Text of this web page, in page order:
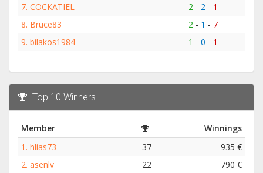
7. COCKATIEL 2 - 2 - 1
8. Bruce83 2 - 1 - 7
9. bilakos1984 1 - 0 - 1
Top 10 Winners
Member
Winnings
1. hlias73 37
935 €
2. asenlv 22
790 €